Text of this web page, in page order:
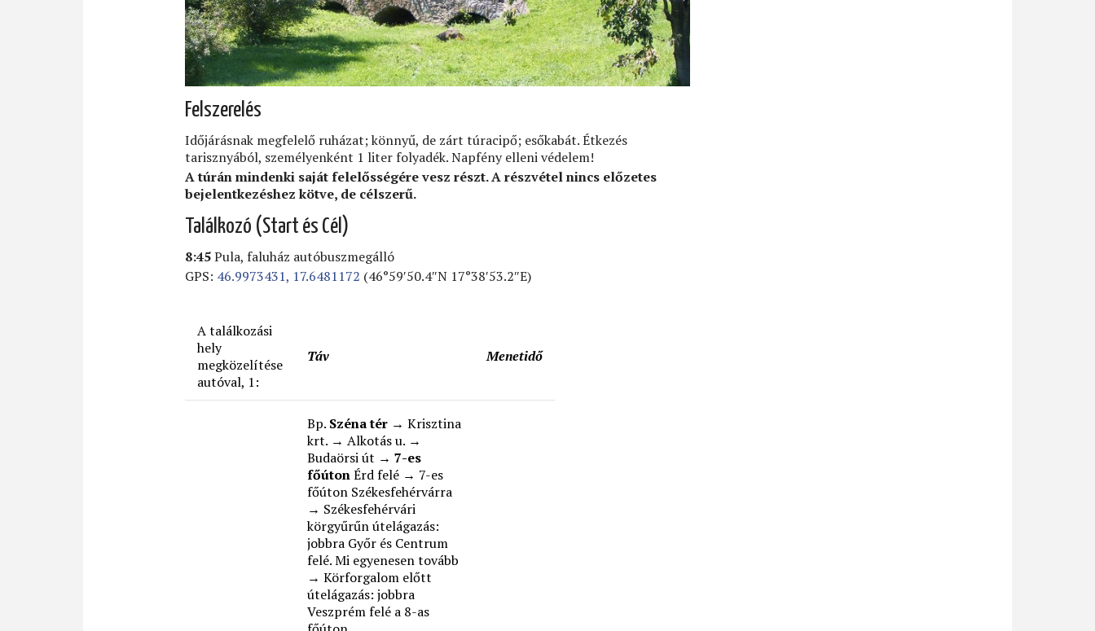
Felszerelés
Időjárásnak megfelelő ruházat; könnyű, de zárt túracipő; esőkabát. Étkezés
tarisznyából, személyenként 1 liter folyadék. Napfény elleni védelem!
A túrán mindenki saját felelősségére vesz részt. A részvétel nincs előzetes
bejelentkezéshez kötve, de célszerű.
Találkozó (Start és Cél)
8:45Pula, faluház autóbuszmegálló
GPS: 46.9973431, 17.6481172 (46°59′50.4″N 17°38′53.2″E)
A találkozási
hely
megközelítése
autóval, 1:
Táv Menetidő
Bp. Széna tér → Krisztina
krt. → Alkotás u. →
Budaörsi út → 7-es
főútonÉrd felé → 7-es
főúton Székesfehérvárra
→ Székesfehérvári
körgyűrűn útelágazás:
jobbra Győr és Centrum
felé. Mi egyenesen tovább
→ Körforgalom előtt
útelágazás: jobbra
Veszprém felé a 8-as